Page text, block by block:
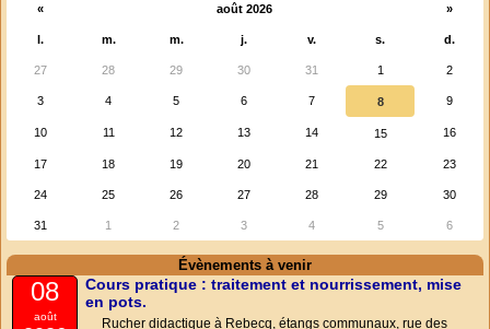
« août 2026 »
l. m. m. j. v. s. d.
27 28 29 30 31 1 2
3 4 5 6 7 8 9
10 11 12 13 14 15 16
17 18 19 20 21 22 23
24 25 26 27 28 29 30
31 1 2 3 4 5 6
Évènements à venir
08
août
Cours pratique : traitement et nourrissement, mise
en pots.
Rucher didactique à Rebecq, étangs communaux, rue des